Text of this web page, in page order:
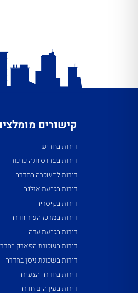
קישורים
דירות בחריש
דירות בפרדס חנה כרכור
דירות להשכרה בחדרה
דירות בגבעת אולגה
דירות בקיסריה
דירות במרכז העיר חדרה
דירות בגבעת עדה
דירות בשכונת הפארק
דירות בשכונת ניסן בחדרה
דירות בחדרה הצעירה
דירות בעין הים חדרה